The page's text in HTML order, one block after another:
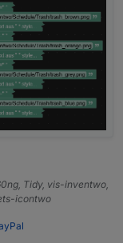
Tidy, vis-inventwo,
icontwo